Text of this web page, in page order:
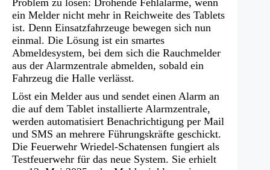
ein Melder nicht mehr in Reichweite des Tablets
ist. Denn Einsatzfahrzeuge bewegen sich nun
einmal. Die Lösung ist ein smartes
Abmeldesystem, bei dem sich die Rauchmelder
aus der Alarmzentrale abmelden, sobald ein
Fahrzeug die Halle verlässt.
Löst ein Melder aus und sendet einen Alarm an
die auf dem Tablet installierte Alarmzentrale,
werden automatisiert Benachrichtigung per Mail
und SMS an mehrere Führungskräfte geschickt.
Die Feuerwehr Wriedel-Schatensen fungiert als
Testfeuerwehr für das neue System. Sie erhielt